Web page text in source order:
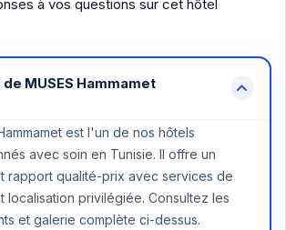
à vos questions sur cet hôtel
MUSES Hammamet
est l'un de nos hôtels
avec soin en Tunisie. Il offre un
rapport qualité-prix avec services de
localisation privilégiée. Consultez les
et galerie complète ci-dessus.